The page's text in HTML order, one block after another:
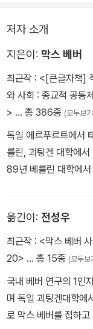
저자 소개
지은이: 막스 베버
최근작 : <[큰글자책]
와 사회 : 종교적 공동
> … 총 386종 (모두보
독일 에르푸르트에서
를린, 괴팅겐 대학에
89년 베를린 대학에
생의 지적 반려자인
이부르크 대학의 경제
는 하이델베르크 대학
나 명예교수가 되었
『사회과학 및 사회정
회가 탄생하는 데 ‘산
옮긴이: 전성우
최근작 : <막스 베버
20> … 총 15종 (모두보
국내 베버 연구의 1인
며 독일 괴팅겐대학에
로 막스 베버를 접하